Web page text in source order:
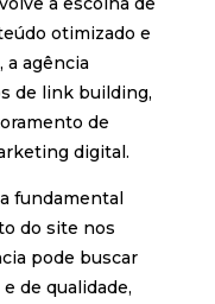
otimizado e
a agência
de link building,
de
digital.
fundamental
do site nos
pode buscar
de qualidade,